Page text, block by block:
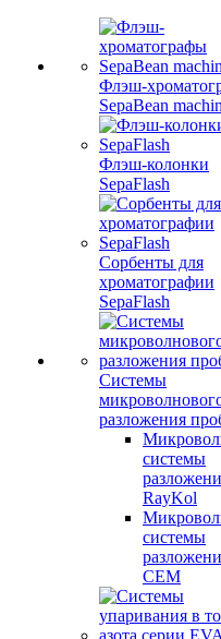
Флэш-
SepaBean
Флэш-колонки
SepaFlash
Сорбенты для
хроматографии
SepaFlash
Системы
разложения
системы
RayKol
системы
CEM